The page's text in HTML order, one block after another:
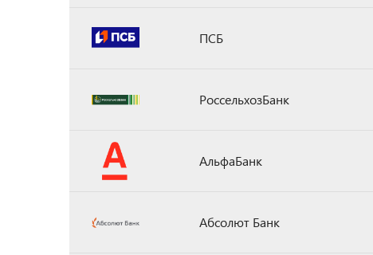
ПСБ
РоссельхозБанк
АльфаБанк
Абсолют Банк